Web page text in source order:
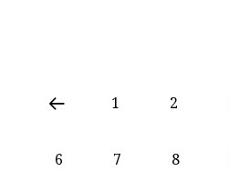
1 2
6 7 8